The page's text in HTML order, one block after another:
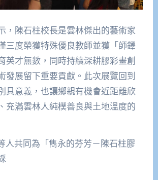
，陳石柱校長是雲林傑出的藝術家
三度榮獲特殊優良教師並獲「師鐸
英才無數，同時持續深耕膠彩畫創
發展留下重要貢獻。此次展覽回到
具意義，也讓鄉親有機會近距離欣
充滿雲林人純樸善良與土地溫度的